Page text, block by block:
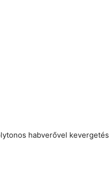
habverővel kevergetés